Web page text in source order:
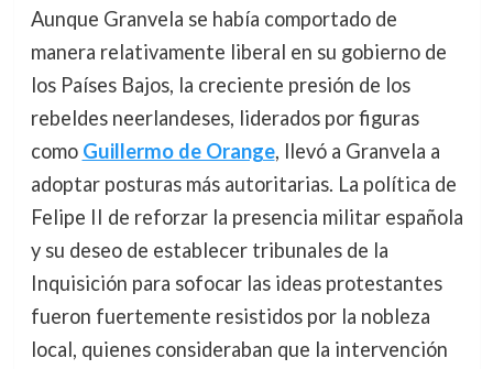
Aunque Granvela se había comportado de
manera relativamente liberal en su gobierno de
los Países Bajos, la creciente presión de los
rebeldes neerlandeses, liderados por figuras
como Guillermo de Orange, llevó a Granvela a
adoptar posturas más autoritarias. La política de
Felipe II de reforzar la presencia militar española
y su deseo de establecer tribunales de la
Inquisición para sofocar las ideas protestantes
fueron fuertemente resistidos por la nobleza
local, quienes consideraban que la intervención